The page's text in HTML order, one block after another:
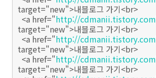
target="new">내블로그 가기<br>
<a href="http://cdmanii.tistory.com
target="new">내블로그 가기<br>
<a href="http://cdmanii.tistory.com
target="new">내블로그 가기<br>
<a href="http://cdmanii.tistory.com
target="new">내블로그 가기<br>